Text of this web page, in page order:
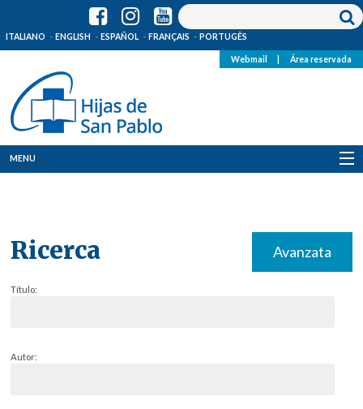
ITALIANO ENGLISH ESPAÑOL FRANÇAIS PORTUGÊS
Webmail Área reservada
MENU
Ricerca Avanzata
Título:
Autor: